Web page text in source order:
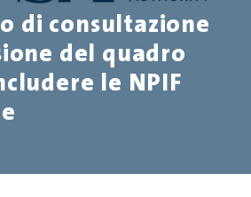
di consultazione
del quadro
le NPIF